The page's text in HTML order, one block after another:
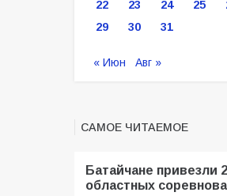
22 23 24 25
29
30 31
« Июн Авг »
САМОЕ ЧИТАЕМОЕ
Батайчане привезли
областных